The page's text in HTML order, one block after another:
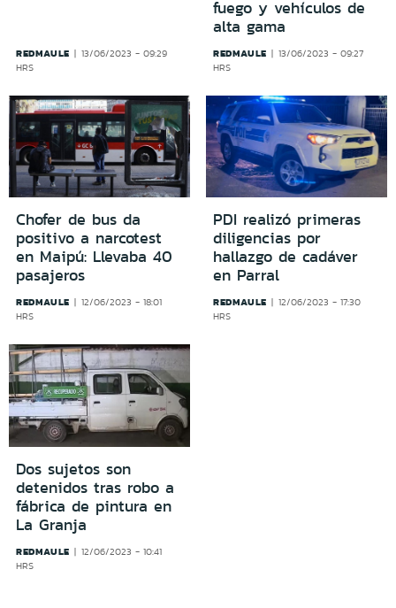
REDMAULE
13/06/2023 - 09:29
HRS
fuego y vehículos de
alta gama
REDMAULE
13/06/2023 - 09:27
HRS
Chofer de bus da
positivo a narcotest
en Maipú: Llevaba 40
pasajeros
REDMAULE
12/06/2023 - 18:01
HRS
PDI realizó primeras
diligencias por
hallazgo de cadáver
en Parral
REDMAULE
12/06/2023 - 17:30
HRS
Dos sujetos son
detenidos tras robo a
fábrica de pintura en
La Granja
REDMAULE
12/06/2023 - 10:41
HRS